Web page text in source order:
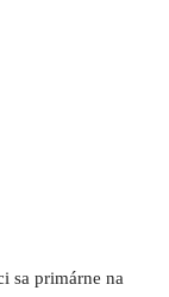
sa primárne na